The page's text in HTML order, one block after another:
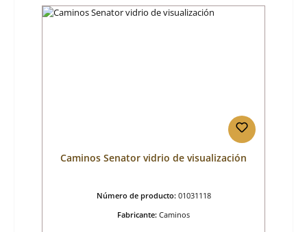
Caminos Senator vidrio de visualización
Número de producto: 01031118
Fabricante: Caminos